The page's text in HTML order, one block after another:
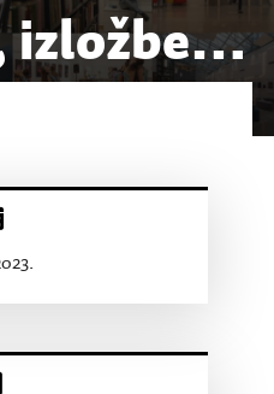
izložbe…